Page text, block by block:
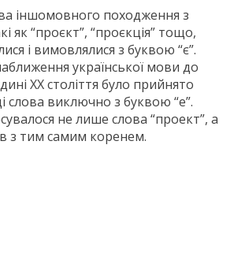
іншомовного походження з
як “проєкт”, “проєкція” тощо,
і вимовлялися з буквою “є”.
української мови до
ХХ століття було прийнято
слова виключно з буквою “е”.
не лише слова “проект”, а
з тим самим коренем.